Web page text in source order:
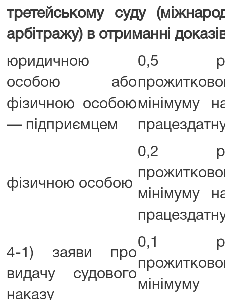
третейському суду
арбітражу) в отриманні
юридичною
особою або
фізичною особою
— підприємцем
0,5
мінімуму
фізичною особою
0,2
мінімуму
4-1) заяви про
видачу судового
наказу
0,1